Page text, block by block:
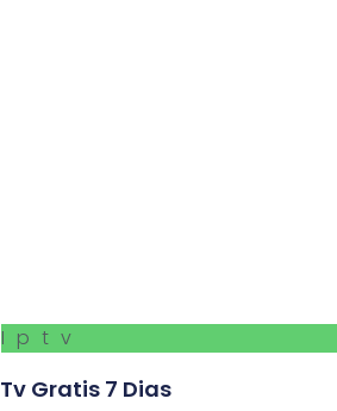
Iptv
Tv Gratis 7 Dias